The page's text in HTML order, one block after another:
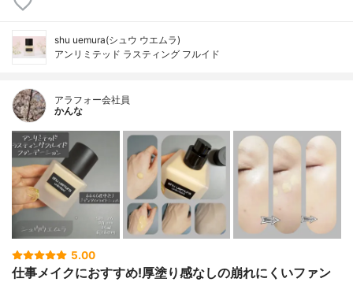
shu uemura(シュウ ウエムラ)
アンリミテッド ラスティング フルイド
アラフォー会社員
かんな
5.00
仕事メイクにおすすめ!厚塗り感なしの崩れにくいファン